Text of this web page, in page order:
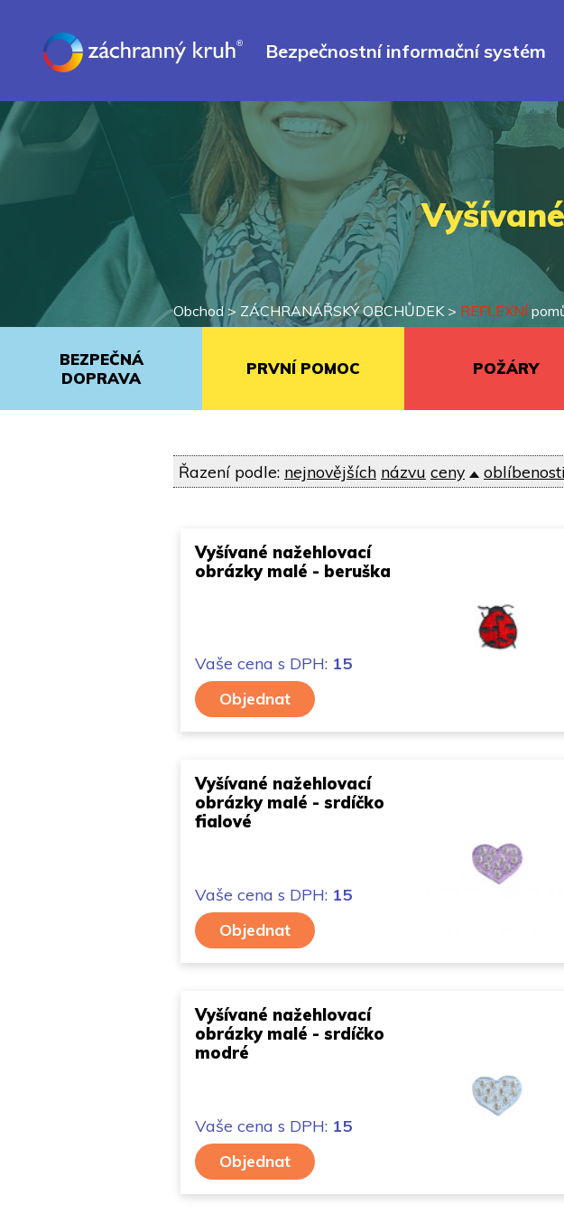
Bezpečnostní informační systém
Obchod > ZÁCHRANÁŘSKÝ OBCHŮDEK> REFLEXNÍ
BEZPEČNÁ
DOPRAVA
PRVNÍ POMOC POŽÁRY
Řazení podle: nejnovějších názvu ceny oblíbenosti
Vyšívané nažehlovací
obrázky malé - beruška
Vaše cena s DPH: 15
Objednat
Vyšívané nažehlovací
obrázky malé - srdíčko
fialové
Vaše cena s DPH: 15
Objednat
Vyšívané nažehlovací
obrázky malé - srdíčko
modré
Vaše cena s DPH: 15
Objednat